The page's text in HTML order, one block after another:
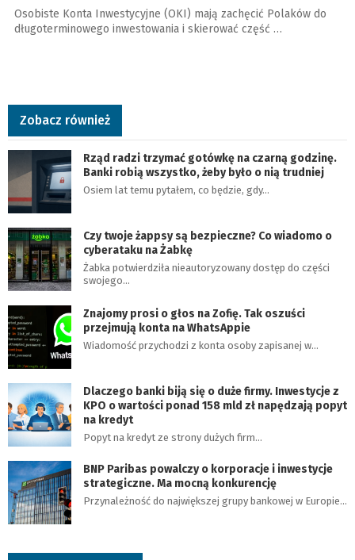
Osobiste Konta Inwestycyjne (OKI) mają zachęcić Polaków do
długoterminowego inwestowania i skierować część …
Zobacz również
Rząd radzi trzymać gotówkę na czarną godzinę.
Banki robią wszystko, żeby było o nią trudniej
Osiem lat temu pytałem, co będzie, gdy…
Czy twoje żappsy są bezpieczne? Co wiadomo o
cyberataku na Żabkę
Żabka potwierdziła nieautoryzowany dostęp do części
swojego…
Znajomy prosi o głos na Zofię. Tak oszuści
przejmują konta na WhatsAppie
Wiadomość przychodzi z konta osoby zapisanej w…
Dlaczego banki biją się o duże firmy. Inwestycje z
KPO o wartości ponad 158 mld zł napędzają popyt
na kredyt
Popyt na kredyt ze strony dużych firm…
BNP Paribas powalczy o korporacje i inwestycje
strategiczne. Ma mocną konkurencję
Przynależność do największej grupy bankowej w Europie…